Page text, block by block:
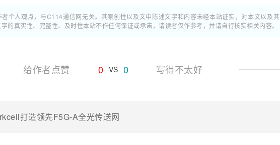
个人观点，与C114通信网无关。其原创性以及文中陈述文字和内容未经本站证实，对本文以及其
的真实性、完整性、及时性本站不作任何保证或承诺，请读者仅作参考，并请自行核实相关内容。
给作者点赞 0 VS 0 写得不太好
打造领先F5G-A全光传送网